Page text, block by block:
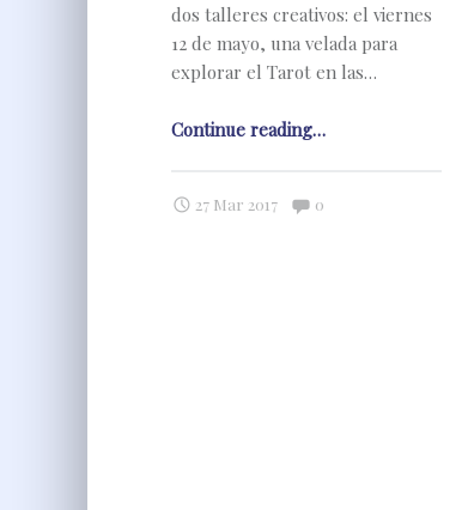
dos talleres creativos: el viernes
12 de mayo, una velada para
explorar el Tarot en las…
Continue reading"Barcelona
…
27 Mar 2017 Comments:
0